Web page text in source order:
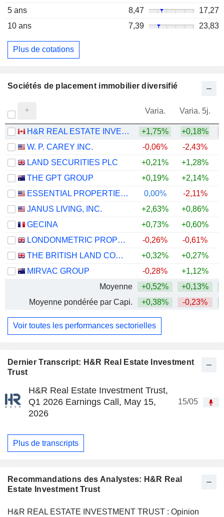
Dernier Transcript: H&R Real Estate Investment
Trust
H&R Real Estate Investment Trust,
Q1 2026 Earnings Call, May 15,
2026
15/05
Plus de transcripts
Recommandations des Analystes: H&R Real
Estate Investment Trust
H&R REAL ESTATE INVESTMENT TRUST : Opinion
5 ans
8,47
17,27
10 ans
7,39 23,83
Plus de cotations
Sociétés de placement immobilier diversifié
Varia. Varia. 5j.
H&R REAL ESTATE INVESTMENT TRUST +1,75% +0,18%
W. P. CAREY INC.
-0,06% -2,43%
LAND SECURITIES PLC
+0,21% +1,28%
THE GPT GROUP
+0,19% +2,14%
ESSENTIAL PROPERTIES REALTY TRUST, INC.
0,00% -2,11%
JANUS LIVING, INC.
+2,63%
+0,86%
GECINA
+0,73% +0,60%
LONDONMETRIC PROPERTY PLC
-0,26% -0,61%
THE BRITISH LAND COMPANY PLC
+0,32% +0,27%
MIRVAC GROUP
-0,28% +1,12%
Moyenne
+0,52% +0,13%
Moyenne pondérée par Capi.
+0,38% -0,23%
Voir toutes les performances sectorielles